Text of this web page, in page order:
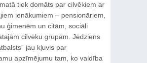
tiek domāts par cilvēkiem ar
ienākumiem – pensionāriem,
ģimenēm un citām, sociāli
cilvēku grupām. Jēdziens
jau kļuvis par
apzīmējumu tam, ko valdība